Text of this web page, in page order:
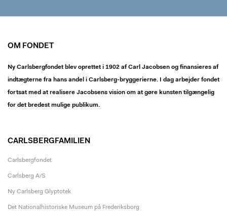
OM FONDET
Ny Carlsbergfondet blev oprettet i 1902 af Carl Jacobsen og finansieres af
indtægterne fra hans andel i Carlsberg-bryggerierne. I dag arbejder fondet
fortsat med at realisere Jacobsens vision om at gøre kunsten tilgængelig
for det bredest mulige publikum.
CARLSBERGFAMILIEN
Carlsbergfondet
Carlsberg A/S
Ny Carlsberg Glyptotek
Det Nationalhistoriske Museum på Frederiksborg